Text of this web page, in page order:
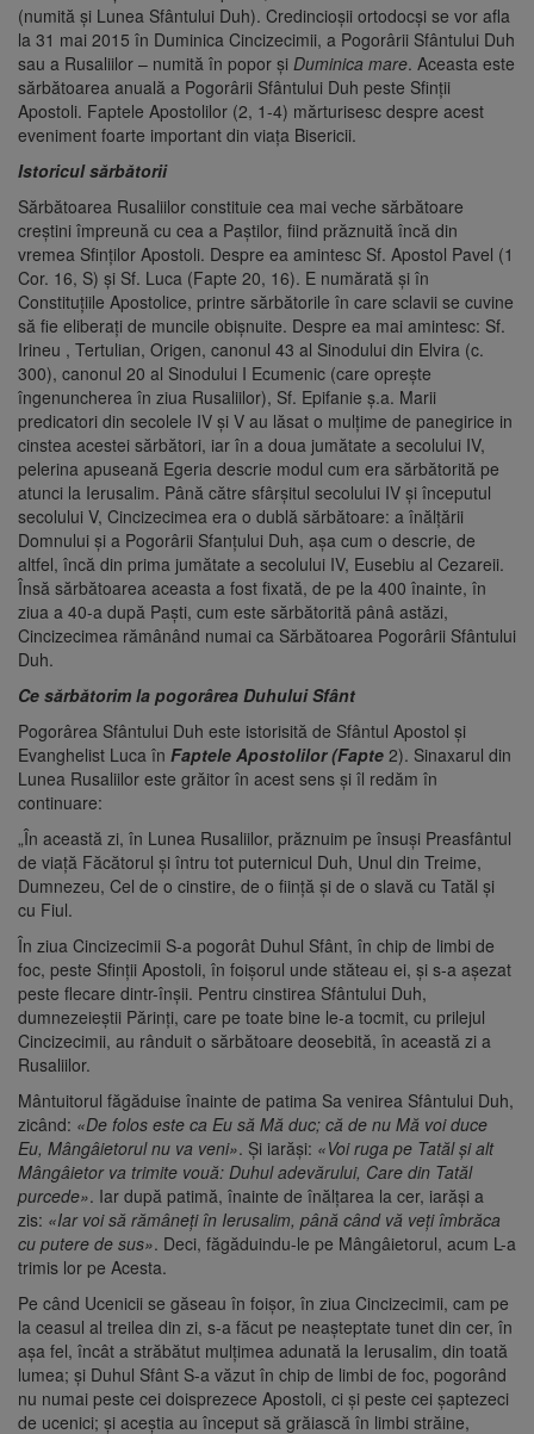
(numită şi Lunea Sfântului Duh). Credincioşii ortodocşi se vor afla
la 31 mai 2015 în Duminica Cincizecimii, a Pogorârii Sfântului Duh
sau a Rusaliilor – numită în popor şi Duminica mare. Aceasta este
sărbătoarea anuală a Pogorârii Sfântului Duh peste Sfinţii
Apostoli. Faptele Apostolilor (2, 1-4) mărturisesc despre acest
eveniment foarte important din viaţa Bisericii.
Istoricul sărbătorii
Sărbătoarea Rusaliilor constituie cea mai veche sărbătoare
creştini împreună cu cea a Paştilor, fiind prăznuită încă din
vremea Sfinţilor Apostoli. Despre ea amintesc Sf. Apostol Pavel (1
Cor. 16, S) şi Sf. Luca (Fapte 20, 16). Ε numărată şi în
Constituţiile Apostolice, printre sărbătorile în care sclavii se cuvine
să fie eliberaţi de muncile obişnuite. Despre ea mai amintesc: Sf.
Irineu , Tertulian, Origen, canonul 43 al Sinodului din Elvira (c.
300), canonul 20 al Sinodului I Ecumenic (care opreşte
îngenuncherea în ziua Rusaliilor), Sf. Epifanie ş.a. Marii
predicatori din secolele IV şi V au lăsat o mulţime de panegirice in
cinstea acestei sărbători, iar în a doua jumătate a secolului IV,
pelerina apuseană Egeria descrie modul cum era sărbătorită pe
atunci la Ierusalim. Până către sfârşitul secolului IV şi începutul
secolului V, Cincizecimea era o dublă sărbătoare: a înălţării
Domnului şi a Pogorârii Sfanţului Duh, aşa cum o descrie, de
altfel, încă din prima jumătate a secolului IV, Eusebiu al Cezareii.
Însă sărbătoarea aceasta a fost fixată, de pe la 400 înainte, în
ziua a 40-a după Paşti, cum este sărbătorită pânâ astăzi,
Cincizecimea rămânând numai ca Sărbătoarea Pogorârii Sfântului
Duh.
Ce sărbătorim la pogorârea Duhului Sfânt
Pogorârea Sfântului Duh este istorisită de Sfântul Apostol şi
Evanghelist Luca în Faptele Apos­tolilor (Fapte 2). Sinaxarul din
Lunea Rusaliilor este grăitor în acest sens și îl redăm în
continuare:
„În această zi, în Lunea Rusaliilor, prăznuim pe însuşi Preasfântul
de viaţă Făcătorul şi întru tot puternicul Duh, Unul din Treime,
Dumnezeu, Cel de o cinstire, de o fiinţă şi de o slavă cu Tatăl şi
cu Fiul.
În ziua Cincizecimii S-a pogorât Duhul Sfânt, în chip de limbi de
foc, peste Sfinţii Apostoli, în foişorul unde stăteau ei, şi s-a aşezat
peste flecare dintr-înşii. Pentru cinstirea Sfântului Duh,
dumnezeieştii Părinţi, care pe toate bine le-a tocmit, cu prilejul
Cincizecimii, au rânduit o sărbătoare deosebită, în această zi a
Rusaliilor.
Mântuitorul făgăduise înainte de patima Sa venirea Sfântului Duh,
zicând: «De folos este ca Eu să Mă duc; că de nu Mă voi duce
Eu, Mângâietorul nu va veni». Şi iarăşi: «Voi ruga pe Tatăl şi alt
Mângâietor va trimite vouă: Duhul adevărului, Care din Tatăl
purcede». Iar după patimă, înainte de înălţarea la cer, iarăşi a
zis: «Iar voi să rămâneţi în Ierusalim, până când vă veţi îmbrăca
cu putere de sus». Deci, făgăduindu-le pe Mângâietorul, acum L-a
trimis lor pe Acesta.
Pe când Ucenicii se găseau în foişor, în ziua Cincizecimii, cam pe
la ceasul al treilea din zi, s-a făcut pe neaşteptate tunet din cer, în
aşa fel, încât a străbătut mulţimea adunată la Ierusalim, din toată
lumea; şi Duhul Sfânt S-a văzut în chip de limbi de foc, pogorând
nu numai peste cei doisprezece Apostoli, ci şi peste cei şaptezeci
de ucenici; şi aceştia au început să grăiască în limbi străine,